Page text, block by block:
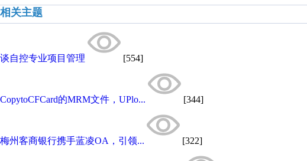
相关主题
谈自控专业项目管理 [554]
CopytoCFCard的MRM文件，UPlo... [344]
梅州客商银行携手蓝凌OA，引领... [322]